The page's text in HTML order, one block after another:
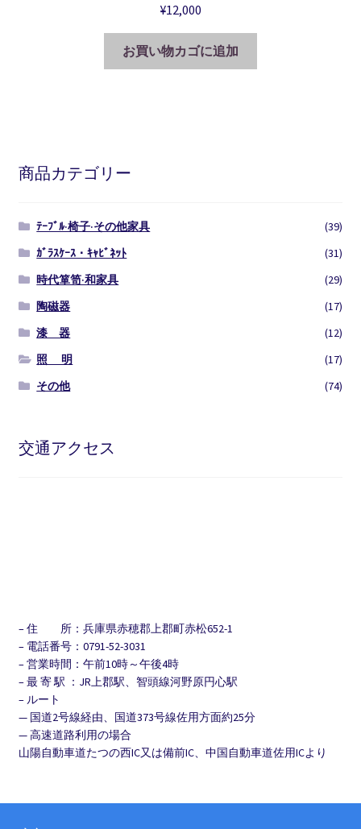
¥12,000
お買い物カゴに追加
商品カテゴリー
ﾃｰﾌﾞﾙ·椅子·その他家具
(39)
ｶﾞﾗｽｹｰｽ・ｷｬﾋﾞﾈｯﾄ
(31)
時代箪笥·和家具
(29)
陶磁器
(17)
漆 器
(12)
照 明
(17)
その他
(74)
交通アクセス
– 住 所：兵庫県赤穂郡上郡町赤松652-1
– 電話番号：0791-52-3031
– 営業時間：午前10時～午後4時
– 最 寄 駅 ：JR上郡駅、智頭線河野原円心駅
– ルート
— 国道2号線経由、国道373号線佐用方面約25分
— 高速道路利用の場合
山陽自動車道たつの西IC又は備前IC、中国自動車道佐用ICより